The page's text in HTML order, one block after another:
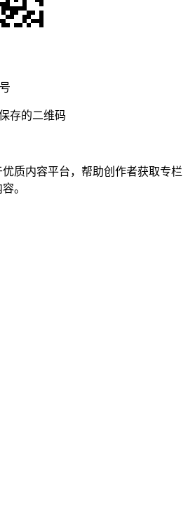
存的二维码
质内容平台，帮助创作者获取专栏
。